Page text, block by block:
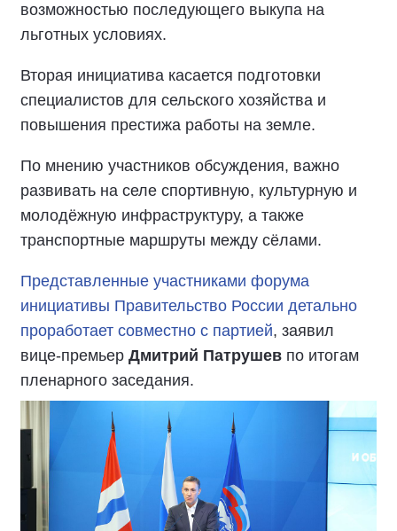
возможностью последующего выкупа на
льготных условиях.
Вторая инициатива касается подготовки
специалистов для сельского хозяйства и
повышения престижа работы на земле.
По мнению участников обсуждения, важно
развивать на селе спортивную, культурную и
молодёжную инфраструктуру, а также
транспортные маршруты между сёлами.
Представленные участниками форума
инициативы Правительство России детально
проработает совместно с партией, заявил
вице-премьер Дмитрий Патрушев по итогам
пленарного заседания.